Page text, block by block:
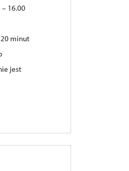
16.00
20 minut
jest